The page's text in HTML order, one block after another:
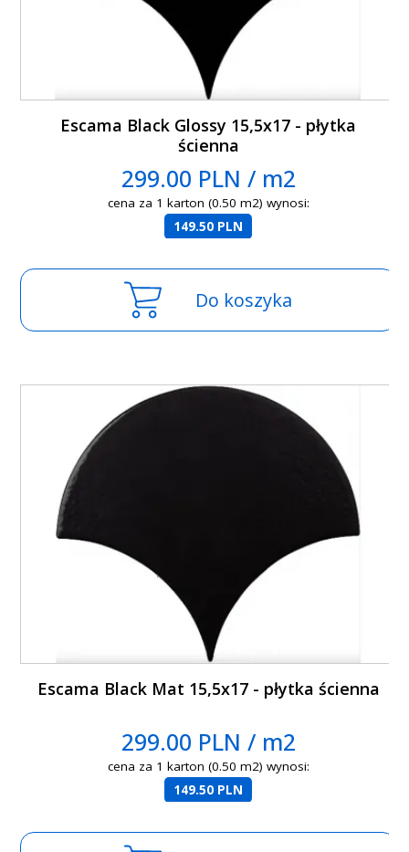
Escama Black Glossy 15,5x17 - płytka
ścienna
299.00 PLN / m2
cena za 1 karton (0.50 m2) wynosi:
149.50 PLN
Do koszyka
Escama Black Mat 15,5x17 - płytka ścienna
299.00 PLN / m2
cena za 1 karton (0.50 m2) wynosi:
149.50 PLN